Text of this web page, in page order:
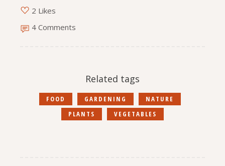
2 Likes
4 Comments
Related tags
FOOD GARDENING
NATURE
PLANTS
VEGETABLES